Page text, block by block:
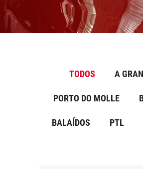
TODOS A
PORTO DO MOLLE
BALAÍDOS PTL